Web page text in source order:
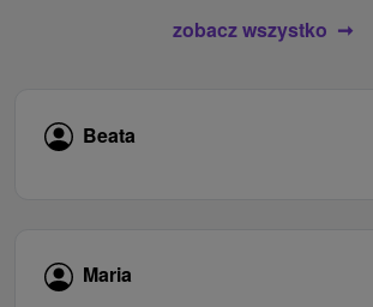
zobacz wszystko
Beata
Maria